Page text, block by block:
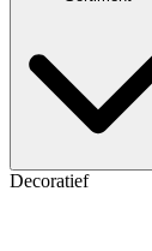
Decoratief